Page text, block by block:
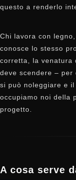
questo a renderlo
Chi lavora con
conosce lo stesso
corretta, la venatura
deve scendere –
si può noleggiare e
occupiamo noi della
progetto.
A cosa serve